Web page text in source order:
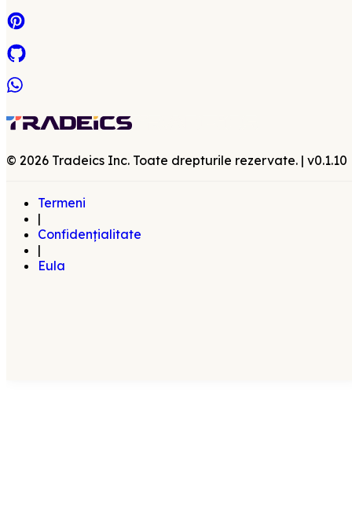
© 2026 Tradeics Inc. Toate drepturile rezervate. | v0.1.10
Termeni
|
Confidențialitate
|
Eula